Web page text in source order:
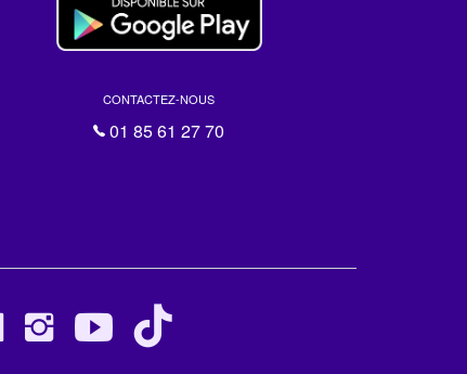
CONTACTEZ-NOUS
01 85 61 27 70